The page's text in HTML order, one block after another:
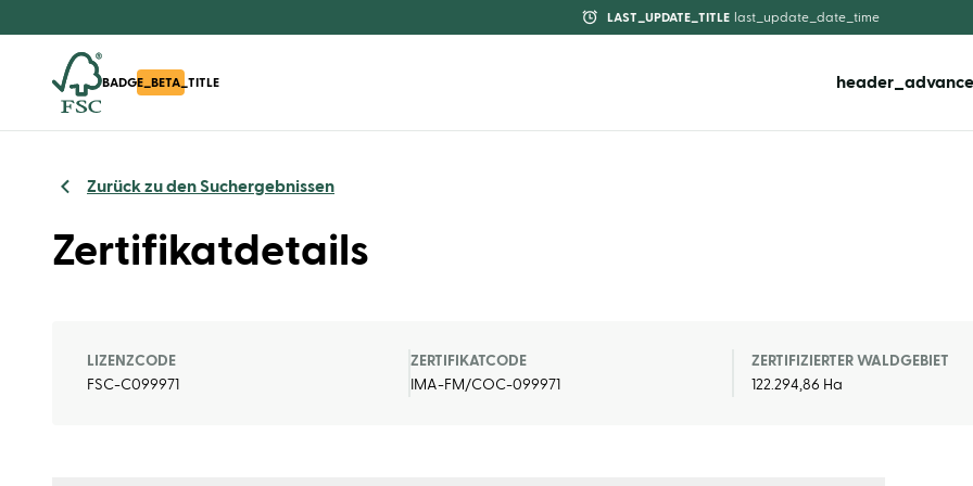
LAST_UPDATE_TITLE last_update_date_time
BADGE_BETA_TITLE
Zurück zu den Suchergebnissen
Zertifikatdetails
LIZENZCODE
FSC-C099971
ZERTIFIKATCODE
IMA-FM/COC-099971
ZERTIFIZIERTER WALDGEBIET
122.294,86 Ha